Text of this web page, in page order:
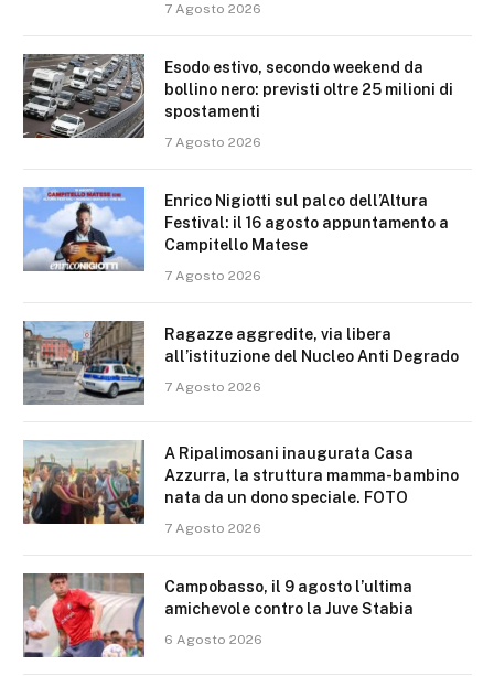
7 Agosto 2026
Esodo estivo, secondo weekend da
bollino nero: previsti oltre 25 milioni di
spostamenti
7 Agosto 2026
Enrico Nigiotti sul palco dell’Altura
Festival: il 16 agosto appuntamento a
Campitello Matese
7 Agosto 2026
Ragazze aggredite, via libera
all’istituzione del Nucleo Anti Degrado
7 Agosto 2026
A Ripalimosani inaugurata Casa
Azzurra, la struttura mamma-bambino
nata da un dono speciale. FOTO
7 Agosto 2026
Campobasso, il 9 agosto l’ultima
amichevole contro la Juve Stabia
6 Agosto 2026